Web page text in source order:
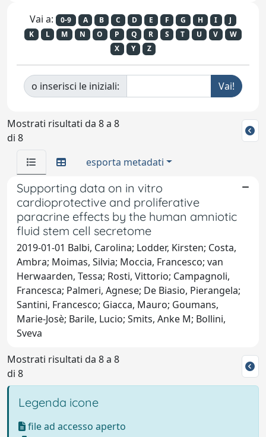
Vai a: 0-9 A B C D E F G H I
J
K
L M N O P Q R S T U V
W
X
Y Z
o inserisci le iniziali:
Mostrati risultati da 8 a 8
di 8
esporta metadati
Supporting data on in vitro
cardioprotective and proliferative
paracrine effects by the human amniotic
fluid stem cell secretome
2019-01-01 Balbi, Carolina; Lodder, Kirsten; Costa,
Ambra; Moimas, Silvia; Moccia, Francesco; van
Herwaarden, Tessa; Rosti, Vittorio; Campagnoli,
Francesca; Palmeri, Agnese; De Biasio, Pierangela;
Santini, Francesco; Giacca, Mauro; Goumans,
Marie-Josè; Barile, Lucio; Smits, Anke M; Bollini,
Sveva
Mostrati risultati da 8 a 8
di 8
Legenda icone
file ad accesso aperto